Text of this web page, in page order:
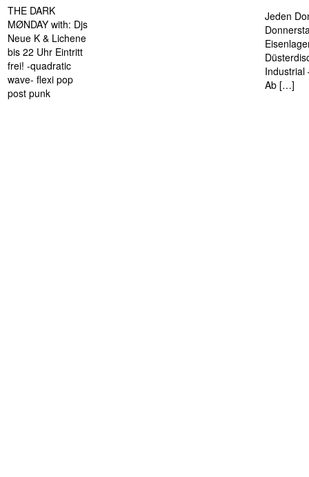
THE DARK
MØNDAY with: Djs
Neue K & Lichene
bis 22 Uhr Eintritt
frei! -quadratic
wave- flexi pop
post punk
Jeden
Industrial
Ab […]